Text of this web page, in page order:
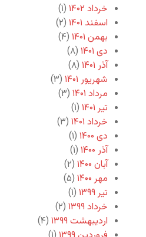
خرداد ۱۴۰۲
(۱)
اسفند ۱۴۰۱
(۲)
بهمن ۱۴۰۱
(۴)
دی ۱۴۰۱
(۸)
آذر ۱۴۰۱
(۸)
شهریور ۱۴۰۱
(۳)
مرداد ۱۴۰۱
(۳)
تیر ۱۴۰۱
(۱)
خرداد ۱۴۰۱
(۳)
دی ۱۴۰۰
(۱)
آذر ۱۴۰۰
(۱)
آبان ۱۴۰۰
(۲)
مهر ۱۴۰۰
(۵)
تیر ۱۳۹۹
(۱)
خرداد ۱۳۹۹
(۲)
اردیبهشت ۱۳۹۹
(۴)